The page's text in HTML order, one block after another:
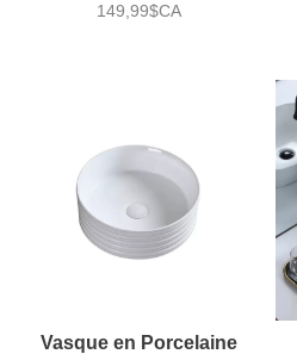
149,99$CA
Vasque en Porcelaine